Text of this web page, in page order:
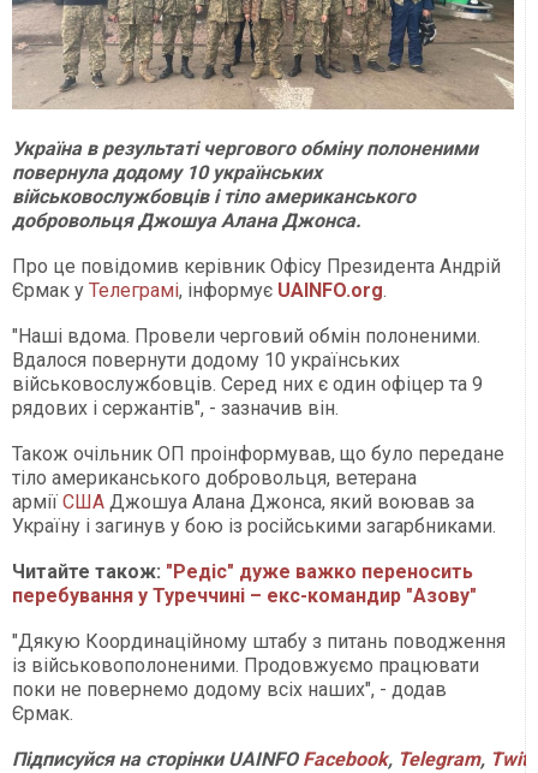
Україна в результаті чергового обміну полоненими
повернула додому 10 українських
військовослужбовців і тіло американського
добровольця Джошуа Алана Джонса.
Про це повідомив керівник Офісу Президента Андрій
Єрмак у Телеграмі, інформує UAINFO.org.
"Наші вдома. Провели черговий обмін полоненими.
Вдалося повернути додому 10 українських
військовослужбовців. Серед них є один офіцер та 9
рядових і сержантів", - зазначив він.
Також очільник ОП проінформував, що було передане
тіло американського добровольця, ветерана
армії США Джошуа Алана Джонса, який воював за
Україну і загинув у бою із російськими загарбниками.
Читайте також: "Редіс" дуже важко переносить
перебування у Туреччині – екс-командир "Азову"
"Дякую Координаційному штабу з питань поводження
із військовополоненими. Продовжуємо працювати
поки не повернемо додому всіх наших", - додав
Єрмак.
Підписуйся на сторінки UAINFO Facebook, Telegram,